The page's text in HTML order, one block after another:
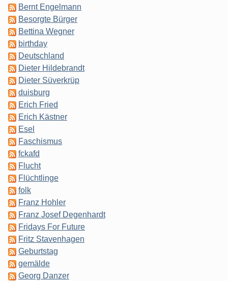
Bernt Engelmann
Besorgte Bürger
Bettina Wegner
birthday
Deutschland
Dieter Hildebrandt
Dieter Süverkrüp
duisburg
Erich Fried
Erich Kästner
Esel
Faschismus
fckafd
Flucht
Flüchtlinge
folk
Franz Hohler
Franz Josef Degenhardt
Fridays For Future
Fritz Stavenhagen
Geburtstag
gemälde
Georg Danzer